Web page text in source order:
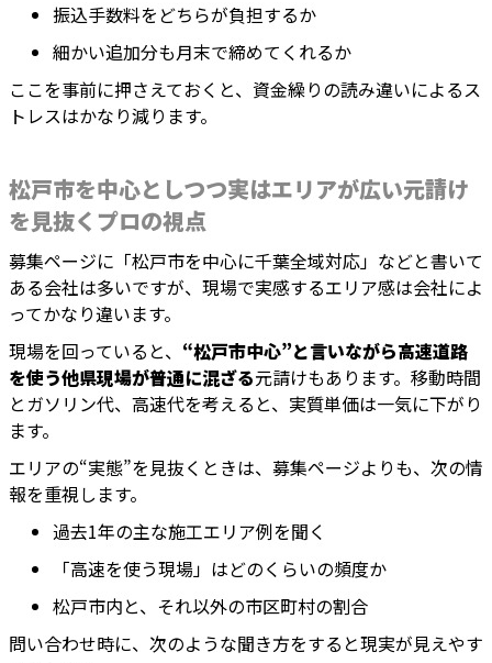
振込手数料をどちらが負担するか
細かい追加分も月末で締めてくれるか
ここを事前に押さえておくと、資金繰りの読み違いによるス
トレスはかなり減ります。
松戸市を中心としつつ実はエリアが広い元請け
を見抜くプロの視点
募集ページに「松戸市を中心に千葉全域対応」などと書いて
ある会社は多いですが、現場で実感するエリア感は会社によ
ってかなり違います。
現場を回っていると、 “松戸市中心”と言いながら高速道路
を使う他県現場が普通に混ざる元請けもあります。移動時間
とガソリン代、高速代を考えると、実質単価は一気に下がり
ます。
エリアの“実態”を見抜くときは、募集ページよりも、次の情
報を重視します。
過去1年の主な施工エリア例を聞く
「高速を使う現場」はどのくらいの頻度か
松戸市内と、それ以外の市区町村の割合
問い合わせ時に、次のような聞き方をすると現実が見えやす